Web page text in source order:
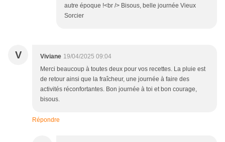
autre époque !<br /> Bisous, belle journée Vieux
Sorcier
V Viviane 19/04/2025 09:04
Merci beaucoup à toutes deux pour vos recettes. La pluie est
de retour ainsi que la fraîcheur, une journée à faire des
activités réconfortantes. Bon journée à toi et bon courage,
bisous.
Répondre